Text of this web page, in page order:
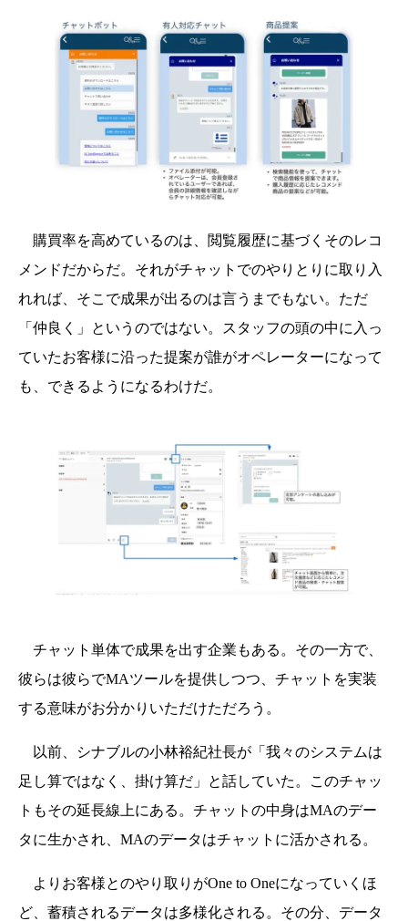
購買率を高めているのは、閲覧履歴に基づくそのレコ
メンドだからだ。それがチャットでのやりとりに取り入
れれば、そこで成果が出るのは言うまでもない。ただ
「仲良く」というのではない。スタッフの頭の中に入っ
ていたお客様に沿った提案が誰がオペレーターになって
も、できるようになるわけだ。
チャット単体で成果を出す企業もある。その一方で、
彼らは彼らでMAツールを提供しつつ、チャットを実装
する意味がお分かりいただけただろう。
以前、シナブルの小林裕紀社長が「我々のシステムは
足し算ではなく、掛け算だ」と話していた。このチャッ
トもその延長線上にある。チャットの中身はMAのデー
タに生かされ、MAのデータはチャットに活かされる。
よりお客様とのやり取りがOne to Oneになっていくほ
ど、蓄積されるデータは多様化される。その分、データ